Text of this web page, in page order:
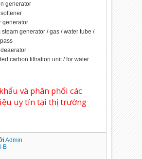
generator
generator
steam generator / gas / water tube /
carbon filtration unit / for water
và phân phối các
uy tín tại thị trường
Admin
B